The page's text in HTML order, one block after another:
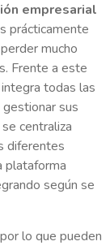
empresarial
prácticamente
mucho
Frente a este
integra todas las
sus
centraliza
diferentes
plataforma
según se
lo que pueden